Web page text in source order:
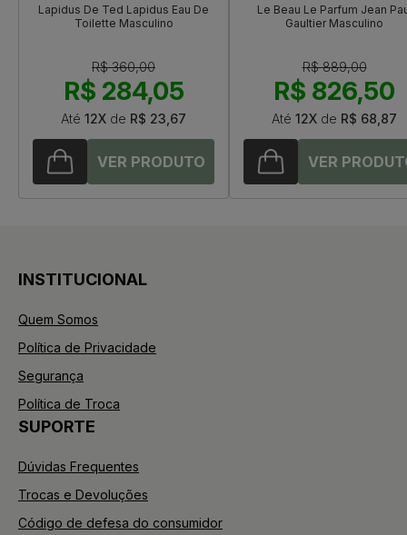
Lapidus De Ted Lapidus Eau De
Toilette Masculino
R$ 360,00
R$ 284,05
Até 12X de R$ 23,67
Le Beau Le Parfum Jean
Gaultier Masculino
R$ 889,00
R$ 826,50
Até 12X de R$ 68,87
INSTITUCIONAL
Quem Somos
Política de Privacidade
Segurança
Política de Troca
SUPORTE
Dúvidas Frequentes
Trocas e Devoluções
Código de defesa do consumidor